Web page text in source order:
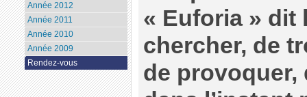
« Euforia » dit
chercher, de
de provoquer,
Année 2012
Année 2011
Année 2010
Année 2009
Rendez-vous